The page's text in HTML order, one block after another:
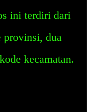
ini terdiri dari
provinsi, dua
kecamatan.